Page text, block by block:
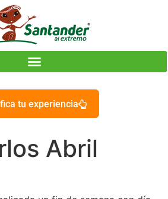
tu experiencia
Abril